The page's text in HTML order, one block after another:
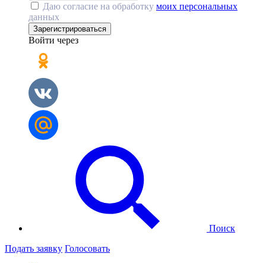
Даю согласие на обработку моих персональных
данных
Зарегистрироваться
Войти через
Поиск
Подать заявку Голосовать